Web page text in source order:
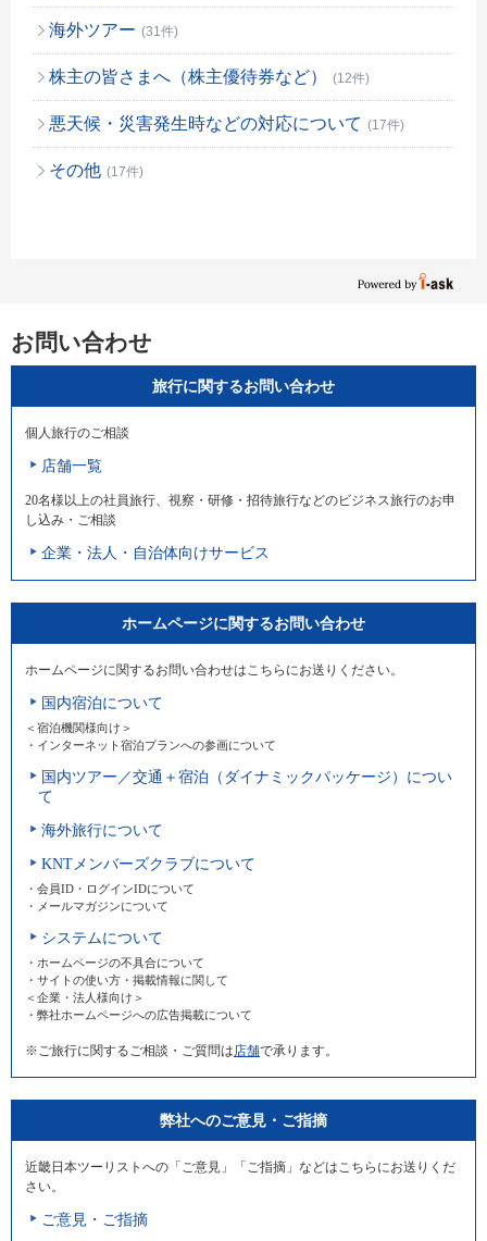
海外ツアー (31件)
株主の皆さまへ（株主優待券など） (12件)
悪天候・災害発生時などの対応について (17件)
その他 (17件)
お問い合わせ
旅行に関するお問い合わせ
個人旅行のご相談
店舗一覧
20名様以上の社員旅行、視察・研修・招待旅行などのビジネス旅行のお申
し込み・ご相談
企業・法人・自治体向けサービス
ホームページに関するお問い合わせ
ホームページに関するお問い合わせはこちらにお送りください。
国内宿泊について
＜宿泊機関様向け＞
・インターネット宿泊プランへの参画について
国内ツアー／交通＋宿泊（ダイナミックパッケージ）につい
て
海外旅行について
KNTメンバーズクラブについて
・会員ID・ログインIDについて
・メールマガジンについて
システムについて
・ホームページの不具合について
・サイトの使い方・掲載情報に関して
＜企業・法人様向け＞
・弊社ホームページへの広告掲載について
※ご旅行に関するご相談・ご質問は 店舗で承ります。
弊社へのご意見・ご指摘
近畿日本ツーリストへの「ご意見」「ご指摘」などはこちらにお送りくだ
さい。
ご意見・ご指摘